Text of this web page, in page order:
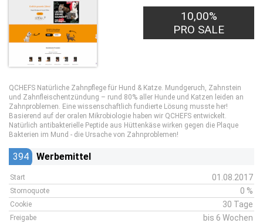
10,00%
PRO SALE
QCHEFS Natürliche Zahnpflege für Hund & Katze. Mundgeruch, Zahnstein
und Zahnfleischentzündung – rund 80% aller Hunde und Katzen leiden an
Zahnproblemen. Eine wissenschaftlich fundierte Lösung musste her!
Basierend auf der oralen Mikrobiologie haben wir QCHEFS entwickelt.
Natürlich antibakterielle Peptide aus Hüttenkäse wirken gegen die Plaque
Bakterien im Mund - die Ursache von Zahnproblemen!
394 Werbemittel
Start 01.08.2017
Stornoquote 0 %
Cookie 30 Tage
Freigabe bis 6 Wochen